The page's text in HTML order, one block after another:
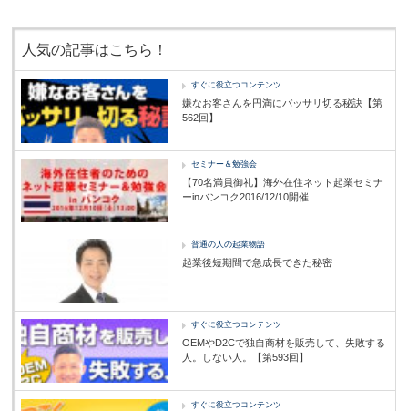
人気の記事はこちら！
すぐに役立つコンテンツ
嫌なお客さんを円満にバッサリ切る秘訣【第
562回】
セミナー＆勉強会
【70名満員御礼】海外在住ネット起業セミナ
ーinバンコク2016/12/10開催
普通の人の起業物語
起業後短期間で急成長できた秘密
すぐに役立つコンテンツ
OEMやD2Cで独自商材を販売して、失敗する
人。しない人。【第593回】
すぐに役立つコンテンツ